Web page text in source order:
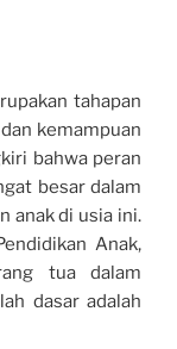
tahapan
kemampuan
bahwa peran
besar dalam
anak di usia ini.
Anak,
tua dalam
dasar adalah